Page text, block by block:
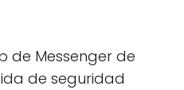
de Messenger de
de seguridad